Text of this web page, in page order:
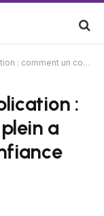
disparu et ruiné la confiance d’un épargnant
:
a